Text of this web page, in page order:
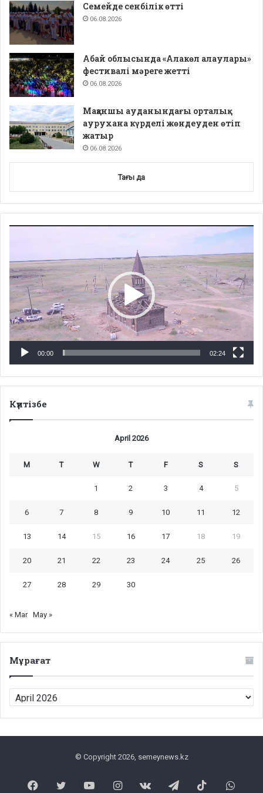
Семейде сенбілік өтті
06.08.2026
Абай облысында «Алакөл алаулары»
фестивалі мәреге жетті
06.08.2026
Мақаншы ауданындағы орталық
аурухана күрделі жөндеуден өтіп
жатыр
06.08.2026
Тағы да
00:00 02:24
Күнтізбе
April 2026
M T W T F S S
1 2 3 4 5
6 7 8 9 10 11 12
13 14 15 16 17 18 19
20 21 22 23 24 25 26
27 28 29 30
« Mar May »
Мұрағат
Мұрағат
© Copyright 2026, semeynews.kz
FacebookTwitterYouTubeInstagramvk.comTelegramTikTok